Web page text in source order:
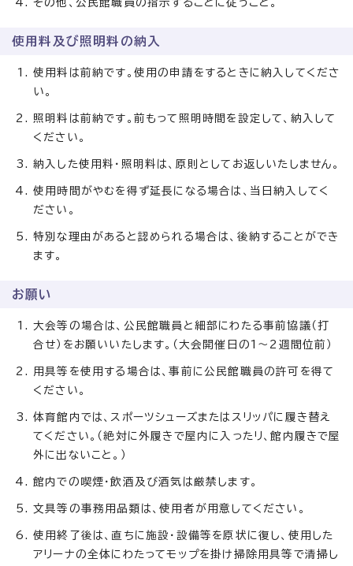
その他、公民館職員の指示することに従うこと。
使用料及び照明料の納入
使用料は前納です。使用の申請をするときに納入してくださ
い。
照明料は前納です。前もって照明時間を設定して、納入して
ください。
納入した使用料・照明料は、原則としてお返しいたしません。
使用時間がやむを得ず延長になる場合は、当日納入してく
ださい。
特別な理由があると認められる場合は、後納することができ
ます。
お願い
大会等の場合は、公民館職員と細部にわたる事前協議（打
合せ）をお願いいたします。（大会開催日の1～2週間位前）
用具等を使用する場合は、事前に公民館職員の許可を得て
ください。
体育館内では、スポーツシューズまたはスリッパに履き替え
てください。（絶対に外履きで屋内に入ったリ、館内履きで屋
外に出ないこと。）
館内での喫煙・飲酒及び酒気は厳禁します。
文具等の事務用品類は、使用者が用意してください。
使用終了後は、直ちに施設・設備等を原状に復し、使用した
アリーナの全体にわたってモップを掛け掃除用具等で清掃し